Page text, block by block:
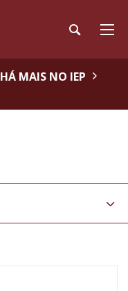
HÁ MAIS NO IEP